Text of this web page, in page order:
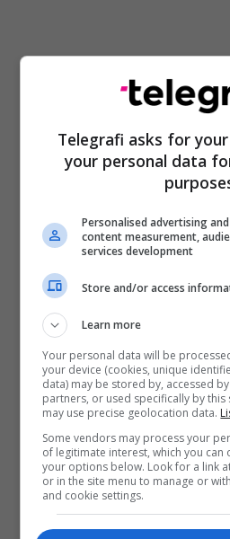
Telegrafi asks for
your personal data
Personalised advertising
content measurement,
services development
Store and/or access
Learn more
Your personal data will be
your device (cookies, unique
data) may be stored by, accessed
partners, or used specifically by
may use precise geolocation data.
Some vendors may process your
of legitimate interest, which you
your options below. Look for a link
or in the site menu to manage or
and cookie settings.